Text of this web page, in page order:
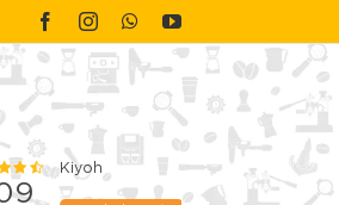
FacebookInstagramWhatsAppYouTube